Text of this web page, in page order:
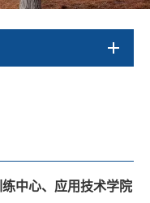
中心、应用技术学院